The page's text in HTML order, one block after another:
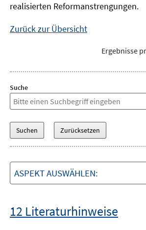
realisierten Reformanstrengungen.
Zurück zur Übersicht
Ergebnisse
Suche
ASPEKT AUSWÄHLEN:
12 Literaturhinweise